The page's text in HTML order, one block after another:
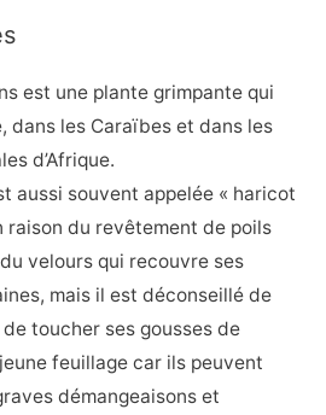
est une plante grimpante qui
dans les Caraïbes et dans les
d’Afrique.
aussi souvent appelée « haricot
raison du revêtement de poils
velours qui recouvre ses
mais il est déconseillé de
toucher ses gousses de
feuillage car ils peuvent
démangeaisons et